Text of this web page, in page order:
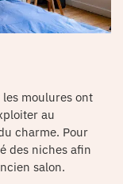
moulures ont
au
charme. Pour
des niches afin
salon.